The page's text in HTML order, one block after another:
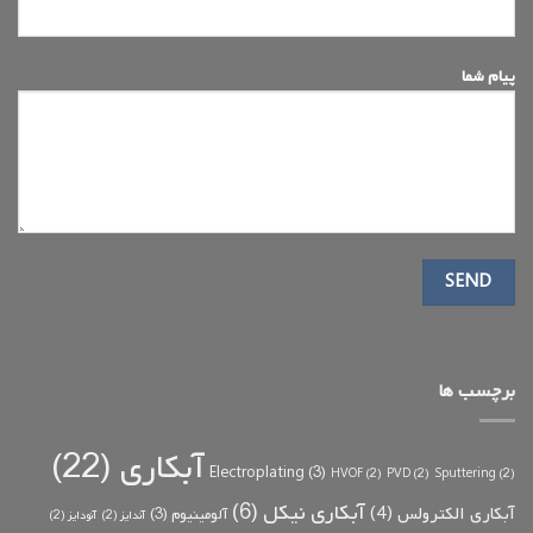
پیام شما
برچسب ها
Electroplating (3) HVOF(2) PVD(2) Sputtering (2) آبکاری (22)
آبکاری الکترولس (4) آبکاری نیکل (6) آلومینیوم (3) آندایز(2) آنودایز(2)